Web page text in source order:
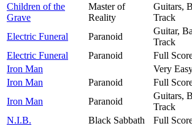
Children of the
Grave
Master of
Reality
Guitars,
Track
Electric Funeral
Paranoid
Guitar,
Track
Electric Funeral
Paranoid
Full
Iron Man
Very
Iron Man
Paranoid
Full
Iron Man
Paranoid
Guitars,
Track
N.I.B.
Black Sabbath
Full